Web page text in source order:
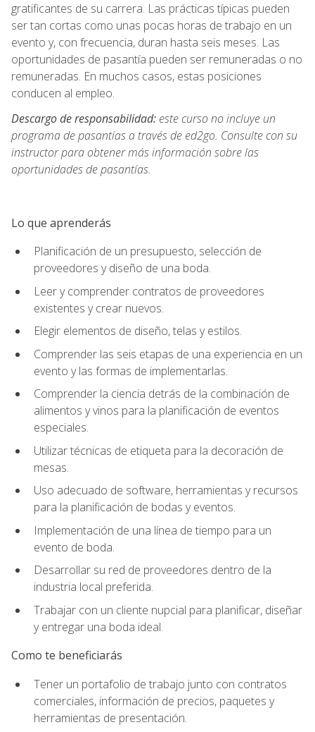
gratificantes de su carrera. Las prácticas típicas pueden
ser tan cortas como unas pocas horas de trabajo en un
evento y, con frecuencia, duran hasta seis meses. Las
oportunidades de pasantía pueden ser remuneradas o no
remuneradas. En muchos casos, estas posiciones
conducen al empleo.
Descargo de responsabilidad: este curso no incluye un
programa de pasantías a través de ed2go. Consulte con su
instructor para obtener más información sobre las
oportunidades de pasantías.
Lo que aprenderás
Planificación de un presupuesto, selección de
proveedores y diseño de una boda.
Leer y comprender contratos de proveedores
existentes y crear nuevos.
Elegir elementos de diseño, telas y estilos.
Comprender las seis etapas de una experiencia en un
evento y las formas de implementarlas.
Comprender la ciencia detrás de la combinación de
alimentos y vinos para la planificación de eventos
especiales.
Utilizar técnicas de etiqueta para la decoración de
mesas.
Uso adecuado de software, herramientas y recursos
para la planificación de bodas y eventos.
Implementación de una línea de tiempo para un
evento de boda.
Desarrollar su red de proveedores dentro de la
industria local preferida.
Trabajar con un cliente nupcial para planificar, diseñar
y entregar una boda ideal.
Como te beneficiarás
Tener un portafolio de trabajo junto con contratos
comerciales, información de precios, paquetes y
herramientas de presentación.